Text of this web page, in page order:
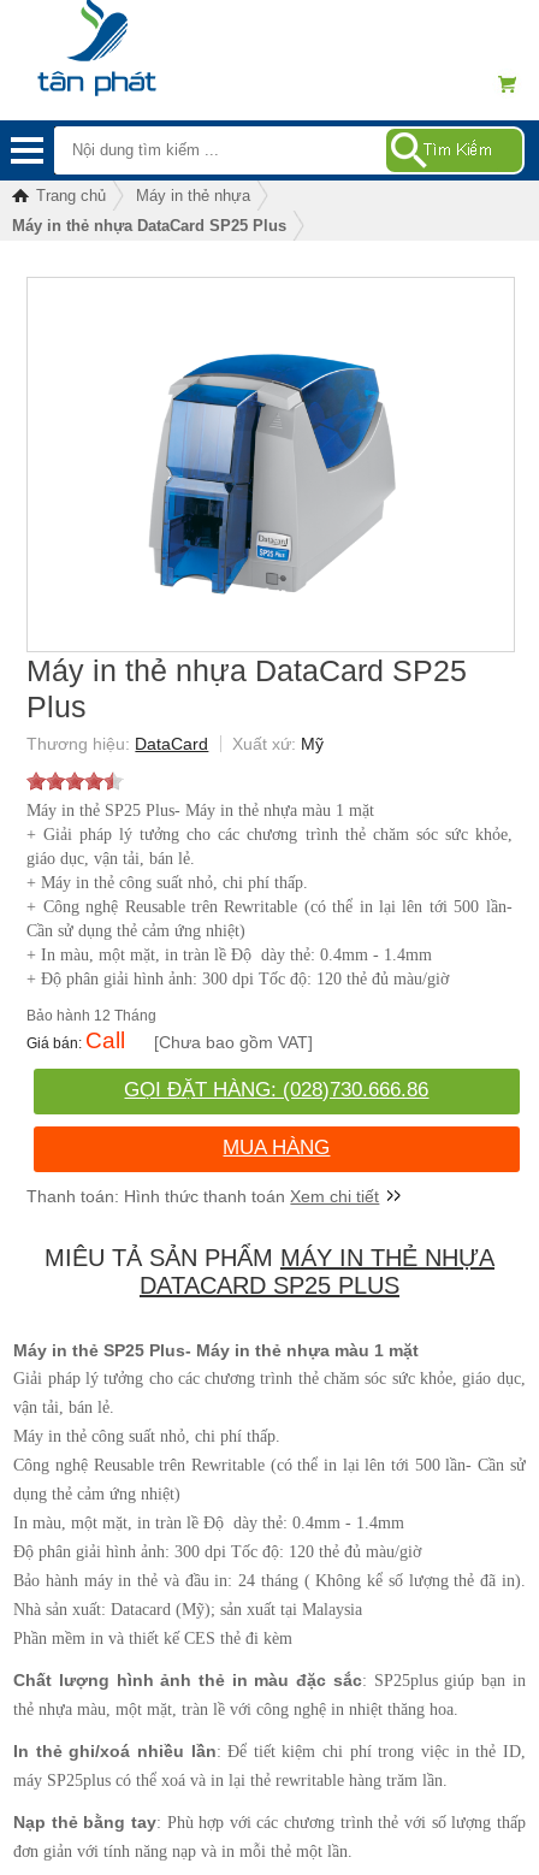
Trang chủ
Máy in thẻ nhựa
Máy in thẻ nhựa DataCard SP25 Plus
Máy in thẻ nhựa DataCard SP25
Plus
DataCard Mỹ
Máy in thẻ SP25 Plus- Máy in thẻ nhựa màu 1 mặt
+ Giải pháp lý tưởng cho các chương trình thẻ chăm sóc sức khỏe,
giáo dục, vận tải, bán lẻ.
+ Máy in thẻ công suất nhỏ, chi phí thấp.
+ Công nghệ Reusable trên Rewritable (có thể in lại lên tới 500 lần-
Cần sử dụng thẻ cảm ứng nhiệt)
+ In màu, một mặt, in tràn lề Độ dày thẻ: 0.4mm - 1.4mm
+ Độ phân giải hình ảnh: 300 dpi Tốc độ: 120 thẻ đủ màu/giờ
12 Tháng
Call [Chưa bao gồm VAT]
GỌI ĐẶT HÀNG: (028)730.666.86
MUA HÀNG
Xem chi tiết
MIÊU TẢ SẢN PHẨM MÁY IN THẺ NHỰA
DATACARD SP25 PLUS
Máy in thẻ SP25 Plus- Máy in thẻ nhựa màu 1 mặt
Giải pháp lý tưởng cho các chương trình thẻ chăm sóc sức khỏe, giáo dục,
vận tải, bán lẻ.
Máy in thẻ công suất nhỏ, chi phí thấp.
Công nghệ Reusable trên Rewritable (có thể in lại lên tới 500 lần- Cần sử
dụng thẻ cảm ứng nhiệt)
In màu, một mặt, in tràn lề Độ dày thẻ: 0.4mm - 1.4mm
Độ phân giải hình ảnh: 300 dpi Tốc độ: 120 thẻ đủ màu/giờ
Bảo hành máy in thẻ và đầu in: 24 tháng ( Không kể số lượng thẻ đã in).
Nhà sản xuất: Datacard (Mỹ); sản xuất tại Malaysia
Phần mềm in và thiết kế CES thẻ đi kèm
Chất lượng hình ảnh thẻ in màu đặc sắc: SP25plus giúp bạn in
thẻ nhựa màu, một mặt, tràn lề với công nghệ in nhiệt thăng hoa.
In thẻ ghi/xoá nhiều lần: Để tiết kiệm chi phí trong việc in thẻ ID,
máy SP25plus có thể xoá và in lại thẻ rewritable hàng trăm lần.
Nạp thẻ bằng tay: Phù hợp với các chương trình thẻ với số lượng thấp
đơn giản với tính năng nạp và in mỗi thẻ một lần.